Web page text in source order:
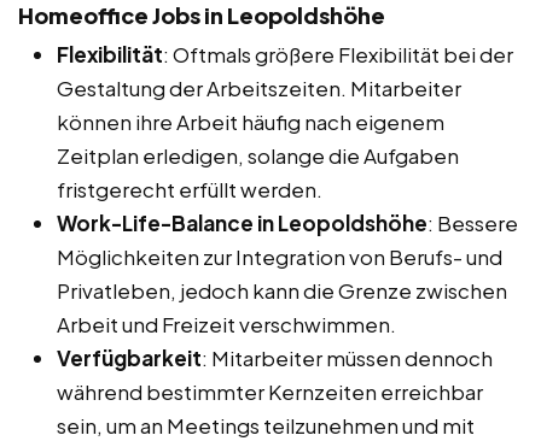
Homeoffice Jobs in Leopoldshöhe
Flexibilität: Oftmals größere Flexibilität bei der
Gestaltung der Arbeitszeiten. Mitarbeiter
können ihre Arbeit häufig nach eigenem
Zeitplan erledigen, solange die Aufgaben
fristgerecht erfüllt werden.
Work-Life-Balance in Leopoldshöhe: Bessere
Möglichkeiten zur Integration von Berufs- und
Privatleben, jedoch kann die Grenze zwischen
Arbeit und Freizeit verschwimmen.
Verfügbarkeit: Mitarbeiter müssen dennoch
während bestimmter Kernzeiten erreichbar
sein, um an Meetings teilzunehmen und mit